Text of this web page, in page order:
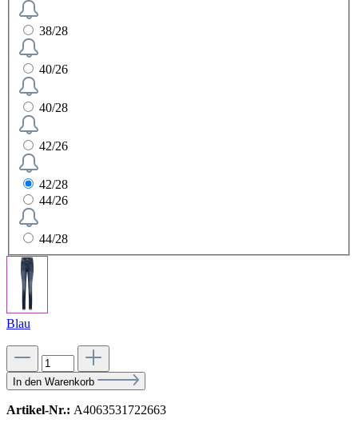
38/28
40/26
40/28
42/26
42/28
44/26
44/28
Blau
In den Warenkorb
Artikel-Nr.: A4063531722663